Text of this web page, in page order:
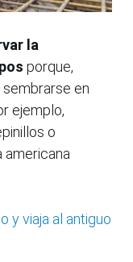
la
porque,
sembrarse en
ejemplo,
o
americana
y viaja al antiguo